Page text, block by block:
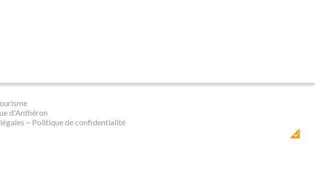
d'Anthéron
~ Politique de confidentialité